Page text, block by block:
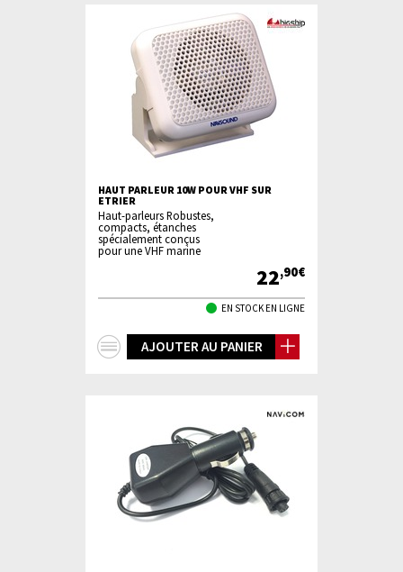
HAUT PARLEUR 10W POUR VHF SUR
ETRIER
Haut-parleurs Robustes,
compacts, étanches
spécialement conçus
pour une VHF marine
22,90€
EN STOCK EN LIGNE
AJOUTER AU PANIER